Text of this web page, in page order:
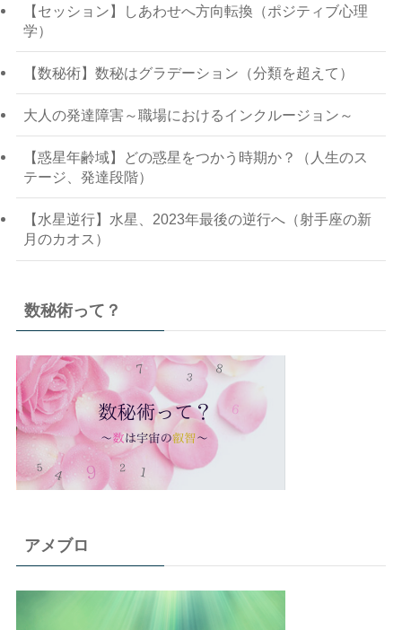
【セッション】しあわせへ方向転換（ポジティブ心理
学）
【数秘術】数秘はグラデーション（分類を超えて）
大人の発達障害～職場におけるインクルージョン～
【惑星年齢域】どの惑星をつかう時期か？（人生のス
テージ、発達段階）
【水星逆行】水星、2023年最後の逆行へ（射手座の新
月のカオス）
数秘術って？
アメブロ